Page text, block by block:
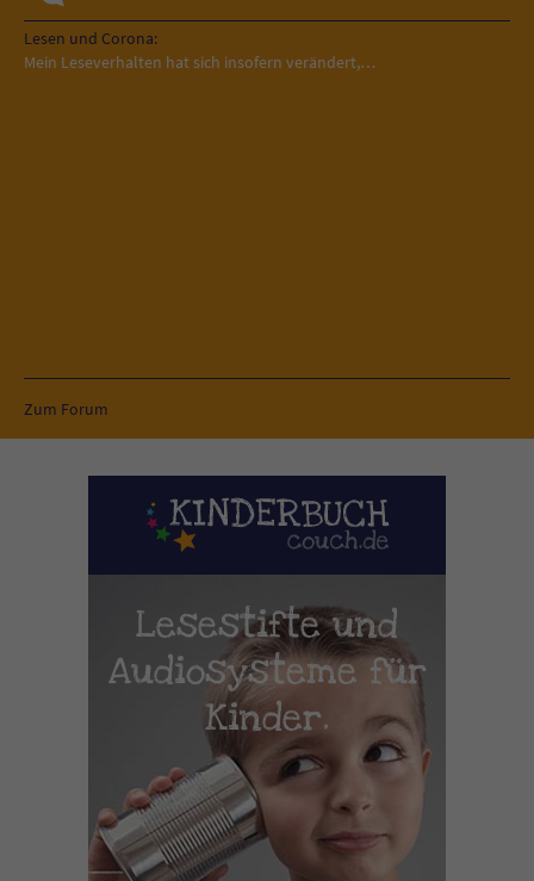
Lesen und Corona:
Mein Leseverhalten hat sich insofern verändert,…
Zum Forum
Lesestifte und
Audiosysteme für
Kinder.